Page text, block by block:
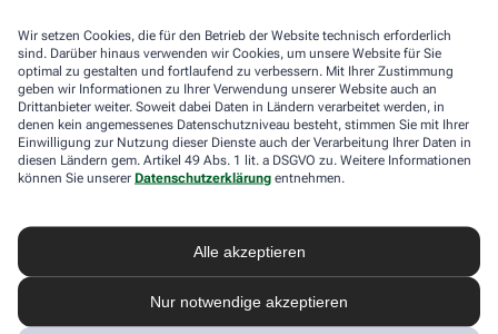
Wir setzen Cookies, die für den Betrieb der Website technisch erforderlich
sind. Darüber hinaus verwenden wir Cookies, um unsere Website für Sie
optimal zu gestalten und fortlaufend zu verbessern. Mit Ihrer Zustimmung
geben wir Informationen zu Ihrer Verwendung unserer Website auch an
Drittanbieter weiter. Soweit dabei Daten in Ländern verarbeitet werden, in
denen kein angemessenes Datenschutzniveau besteht, stimmen Sie mit Ihrer
Einwilligung zur Nutzung dieser Dienste auch der Verarbeitung Ihrer Daten in
diesen Ländern gem. Artikel 49 Abs. 1 lit. a DSGVO zu. Weitere Informationen
können Sie unserer Datenschutzerklärung entnehmen.
Alle akzeptieren
Nur notwendige akzeptieren